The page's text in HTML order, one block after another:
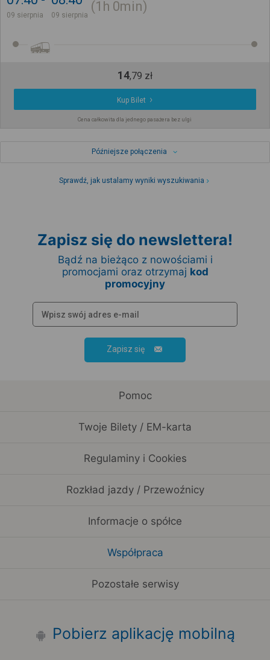
09 sierpnia 09 sierpnia
1h 0min
14,79 zł
Kup Bilet
Cena całkowita dla jednego pasażera bez ulgi
Późniejsze połączenia
Sprawdź, jak ustalamy wyniki wyszukiwania
Zapisz się do newslettera!
Bądź na bieżąco z nowościami i
promocjami oraz otrzymaj kod
promocyjny
Zapisz się
Pomoc
Twoje Bilety / EM-karta
Regulaminy i Cookies
Rozkład jazdy / Przewoźnicy
Informacje o spółce
Współpraca
Pozostałe serwisy
Pobierz aplikację mobilną